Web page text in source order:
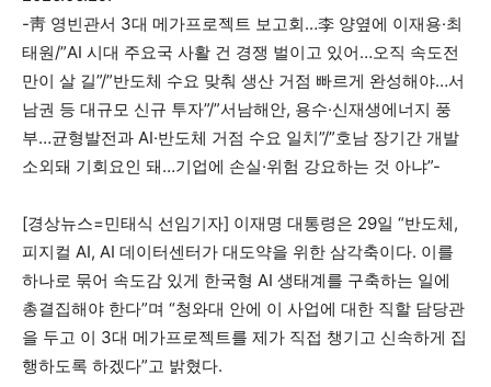
-靑 영빈관서 3대 메가프로젝트 보고회…李 양옆에 이재용·최
태원/”AI 시대 주요국 사활 건 경쟁 벌이고 있어…오직 속도전
만이 살 길”/”반도체 수요 맞춰 생산 거점 빠르게 완성해야…서
남권 등 대규모 신규 투자”/”서남해안, 용수·신재생에너지 풍
부…균형발전과 AI·반도체 거점 수요 일치”/”호남 장기간 개발
소외돼 기회요인 돼…기업에 손실·위험 강요하는 것 아냐”-
[경상뉴스=민태식 선임기자] 이재명 대통령은 29일 “반도체,
피지컬 AI, AI 데이터센터가 대도약을 위한 삼각축이다. 이를
하나로 묶어 속도감 있게 한국형 AI 생태계를 구축하는 일에
총결집해야 한다”며 “청와대 안에 이 사업에 대한 직할 담당관
을 두고 이 3대 메가프로젝트를 제가 직접 챙기고 신속하게 집
행하도록 하겠다”고 밝혔다.